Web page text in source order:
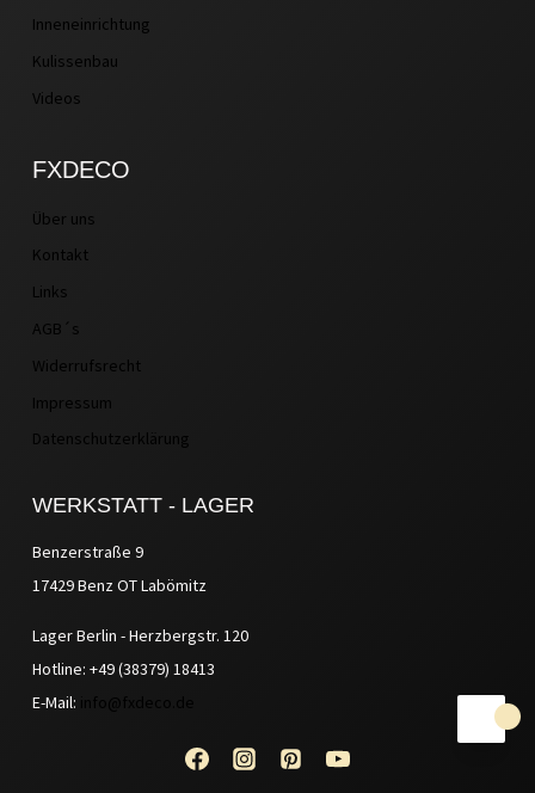
Inneneinrichtung
Kulissenbau
Videos
FXDECO
Über uns
Kontakt
Links
AGB´s
Widerrufsrecht
Impressum
Datenschutzerklärung
WERKSTATT - LAGER
Benzerstraße 9
17429 Benz OT Labömitz
Lager Berlin - Herzbergstr. 120
Hotline: +49 (38379) 18413
E-Mail: